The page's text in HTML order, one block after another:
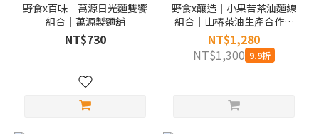
野食x百味｜萬源日光麵雙饗
組合｜萬源製麵舖
NT$730
野食x釀造｜小果苦茶油麵線
組合｜山椿茶油生產合作社
(藏山椿工坊)
NT$1,280
NT$1,300 9.9折